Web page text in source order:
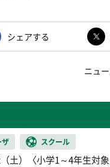
シェアする
ニュ
ザ スクール
（土）〈小学1～4年生対